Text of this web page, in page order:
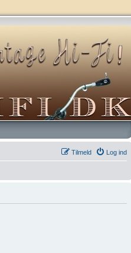
Log ind
Tilmeld